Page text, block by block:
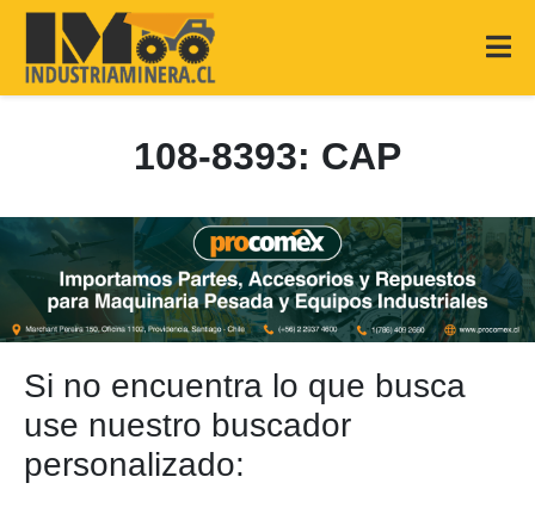
108-8393: CAP
Si no encuentra lo que busca
use nuestro buscador
personalizado: